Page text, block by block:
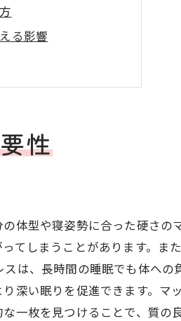
る影響
夫
用法
を向上させる
クス効果
介
性
体型や寝姿勢に合った硬さの
てしまうことがあります。ま
は、長時間の睡眠でも体への
深い眠りを促進できます。マ
一枚を見つけることで、質の